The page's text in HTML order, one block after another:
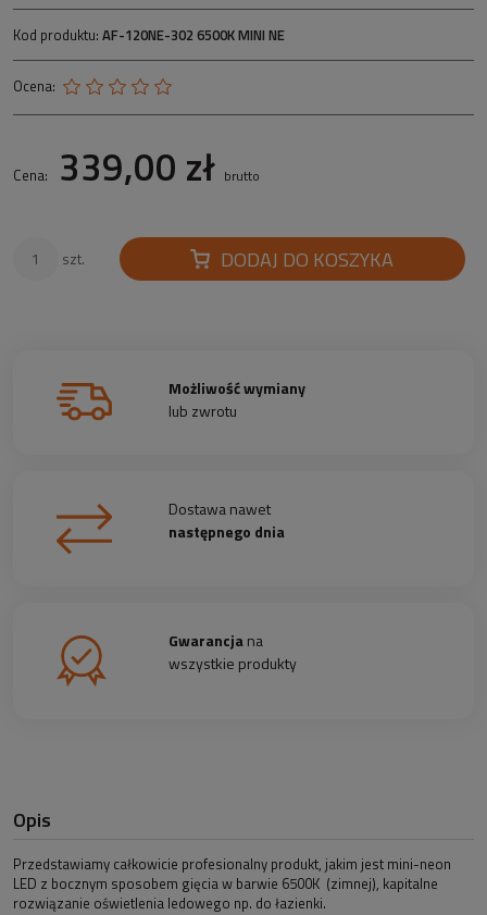
Kod produktu: AF-120NE-302 6500K MINI NE
Ocena:
Cena: 339,00 zł brutto
szt. DODAJ DO KOSZYKA
Możliwość wymiany
lub zwrotu
Dostawa nawet
następnego dnia
Gwarancjana
wszystkie produkty
Opis
Przedstawiamy całkowicie profesionalny produkt, jakim jest mini-neon
LED z bocznym sposobem gięcia w barwie 6500K (zimnej), kapitalne
rozwiązanie oświetlenia ledowego np. do łazienki.